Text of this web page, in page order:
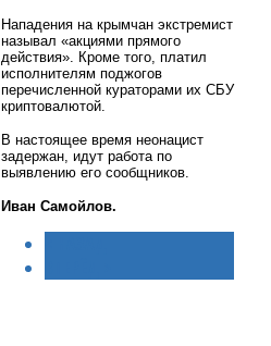
Нападения на крымчан экстремист
называл «акциями прямого
действия». Кроме того, платил
исполнителям поджогов
перечисленной кураторами их СБУ
криптовалютой.
В настоящее время неонацист
задержан, идут работа по
выявлению его сообщников.
Иван Самойлов.